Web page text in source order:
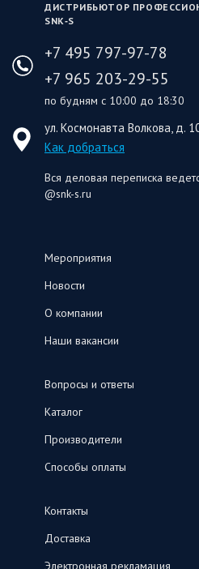
ДИСТРИБЬЮТОР
SNK‑S
+7 495 797-97-78
+7 965 203-29-55
по будням с 10:00 до 18:30
ул. Космонавта Волкова, д.
Как добраться
Вся деловая переписка
@snk-s.ru
Мероприятия
Новости
О компании
Наши вакансии
Вопросы и ответы
Каталог
Производители
Способы оплаты
Контакты
Доставка
Электронная рекламация